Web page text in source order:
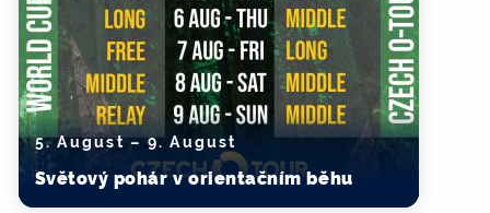
5. August – 9. August
Světový pohár v orientačním běhu